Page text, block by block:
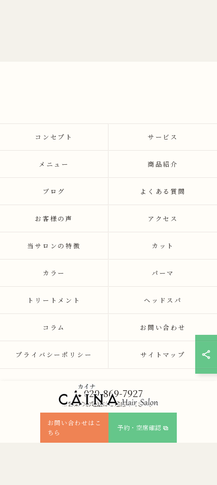
029-869-7927
※営業のお電話はご遠慮ください。
お問い合わせはこ
ちら
予約・空席確認
コンセプト サービス
メニュー 商品紹介
ブログ よくある質問
お客様の声 アクセス
当サロンの特徴 カット
カラー パーマ
トリートメント ヘッドスパ
コラム お問い合わせ
プライバシーポリシー サイトマップ
© 2026 茨城県つくば市の美容院ならCAINA ALL RIGHTS RESERVED.